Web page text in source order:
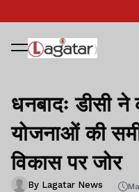
धनबादः डीसी
योजनाओं की
विकास पर जोर
By Lagatar News